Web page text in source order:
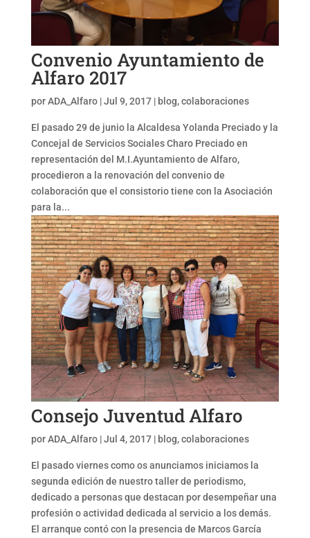
Convenio Ayuntamiento de
Alfaro 2017
porADA_Alfaro|Jul 9, 2017| blog,colaboraciones
El pasado 29 de junio la Alcaldesa Yolanda Preciado y la
Concejal de Servicios Sociales Charo Preciado en
representación del M.I.Ayuntamiento de Alfaro,
procedieron a la renovación del convenio de
colaboración que el consistorio tiene con la Asociación
para la...
Consejo Juventud Alfaro
porADA_Alfaro|Jul 4, 2017| blog,colaboraciones
El pasado viernes como os anunciamos iniciamos la
segunda edición de nuestro taller de periodismo,
dedicado a personas que destacan por desempeñar una
profesión o actividad dedicada al servicio a los demás.
El arranque contó con la presencia de Marcos García